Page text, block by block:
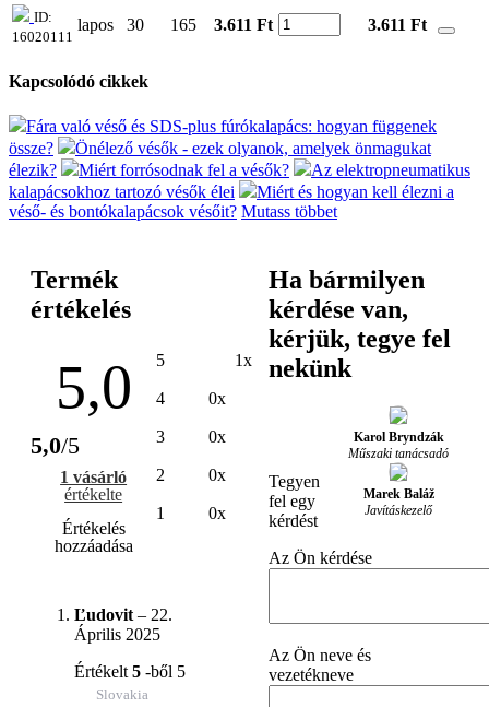
ID:
16020111
lapos 30 165 3.611 Ft 3.611 Ft
Kapcsolódó cikkek
Fára való véső és SDS-plus fúrókalapács: hogyan függenek
össze?
Önélező vésők - ezek olyanok, amelyek önmagukat
élezik?
Miért forrósodnak fel a vésők?
Az elektropneumatikus
kalapácsokhoz tartozó vésők élei
Miért és hogyan kell élezni a
véső- és bontókalapácsok vésőit? Mutass többet
Termék
értékelés
5,0
5,0/5
1 vásárló
értékelte
Értékelés
hozzáadása
5 1x
4 0x
3 0x
2 0x
1 0x
Ľudovit – 22.
Április 2025
Értékelt 5 -ből 5
Slovakia
Ha bármilyen
kérdése van,
kérjük, tegye fel
nekünk
Karol Bryndzák
Műszaki tanácsadó
Marek Baláž
Javításkezelő
Tegyen
fel egy
kérdést
Az Ön kérdése
Az Ön neve és
vezetékneve